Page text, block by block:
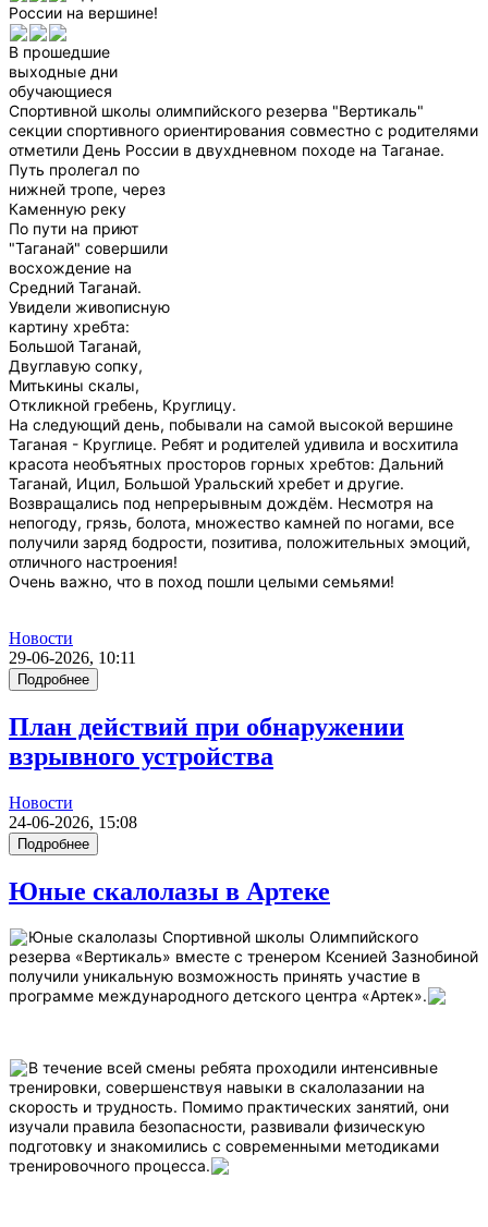
России на вершине!
В прошедшие
выходные дни
обучающиеся
Спортивной школы олимпийского резерва "Вертикаль"
секции спортивного ориентирования совместно с родителями
отметили День России в двухдневном походе на Таганае.
Путь пролегал по
нижней тропе, через
Каменную реку
По пути на приют
"Таганай" совершили
восхождение на
Средний Таганай.
Увидели живописную
картину хребта:
Большой Таганай,
Двуглавую сопку,
Митькины скалы,
Откликной гребень, Круглицу.
На следующий день, побывали на самой высокой вершине
Таганая - Круглице. Ребят и родителей удивила и восхитила
красота необъятных просторов горных хребтов: Дальний
Таганай, Ицил, Большой Уральский хребет и другие.
Возвращались под непрерывным дождём. Несмотря на
непогоду, грязь, болота, множество камней по ногами, все
получили заряд бодрости, позитива, положительных эмоций,
отличного настроения!
Очень важно, что в поход пошли целыми семьями!
Новости
29-06-2026, 10:11
Подробнее
План действий при обнаружении
взрывного устройства
Новости
24-06-2026, 15:08
Подробнее
Юные скалолазы в Артеке
Юные скалолазы Спортивной школы Олимпийского
резерва «Вертикаль» вместе с тренером Ксенией Зазнобиной
получили уникальную возможность принять участие в
программе международного детского центра «Артек».
В течение всей смены ребята проходили интенсивные
тренировки, совершенствуя навыки в скалолазании на
скорость и трудность. Помимо практических занятий, они
изучали правила безопасности, развивали физическую
подготовку и знакомились с современными методиками
тренировочного процесса.